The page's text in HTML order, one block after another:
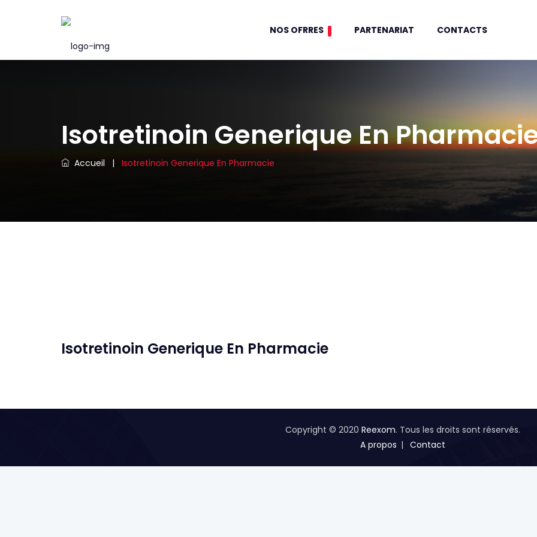
NOS OFRRES PARTENARIAT CONTACTS
Isotretinoin Generique En
Accueil | Isotretinoin Generique En Pharmacie
Isotretinoin Generique En Pharmacie
Copyright © 2020 Reexom. Tous les droits sont réservés.
A propos
Contact